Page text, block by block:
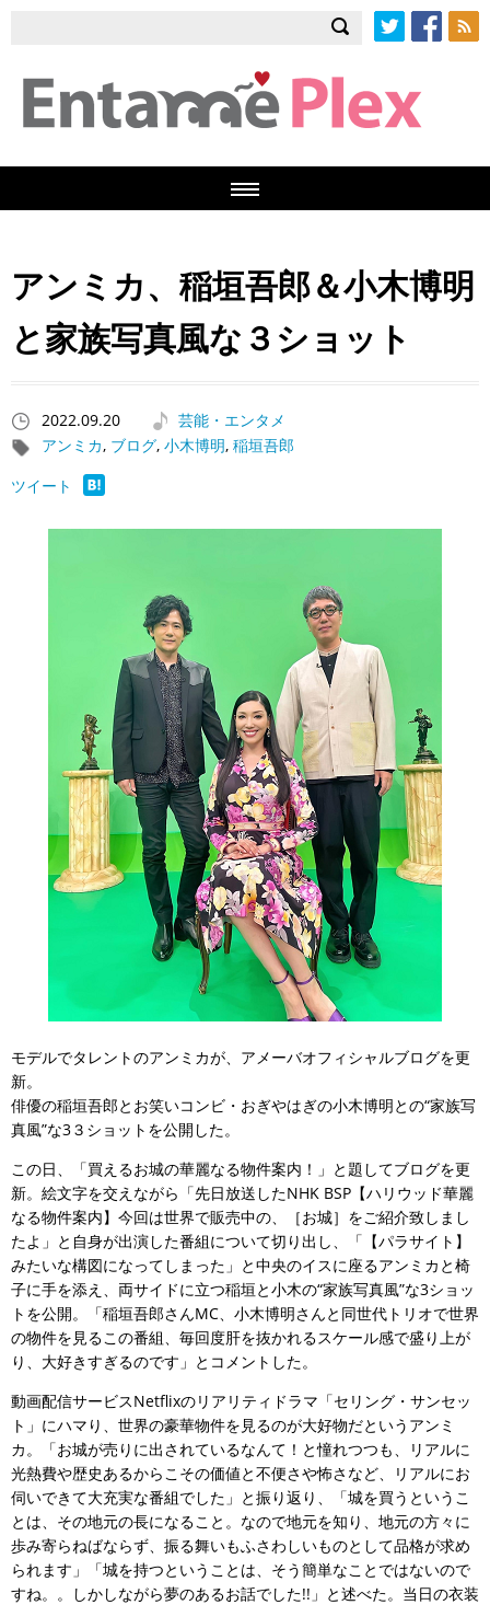
アンミカ、稲垣吾郎＆小木博明
と家族写真風な３ショット
2022.09.20
芸能・エンタメ
アンミカ, ブログ, 小木博明, 稲垣吾郎
ツイート
モデルでタレントのアンミカが、アメーバオフィシャルブログを更
新。
俳優の稲垣吾郎とお笑いコンビ・おぎやはぎの小木博明との“家族写
真風”な3３ショットを公開した。
この日、「買えるお城の華麗なる物件案内！」と題してブログを更
新。絵文字を交えながら「先日放送したNHK BSP【ハリウッド華麗
なる物件案内】今回は世界で販売中の、［お城］をご紹介致しまし
たよ」と自身が出演した番組について切り出し、「【パラサイト】
みたいな構図になってしまった」と中央のイスに座るアンミカと椅
子に手を添え、両サイドに立つ稲垣と小木の“家族写真風”な3ショッ
トを公開。「稲垣吾郎さんMC、小木博明さんと同世代トリオで世界
の物件を見るこの番組、毎回度肝を抜かれるスケール感で盛り上が
り、大好きすぎるのです」とコメントした。
動画配信サービスNetflixのリアリティドラマ「セリング・サンセッ
ト」にハマり、世界の豪華物件を見るのが大好物だというアンミ
カ。「お城が売りに出されているなんて！と憧れつつも、リアルに
光熱費や歴史あるからこその価値と不便さや怖さなど、リアルにお
伺いできて大充実な番組でした」と振り返り、「城を買うというこ
とは、その地元の長になること。なので地元を知り、地元の方々に
歩み寄らねばならず、振る舞いもふさわしいものとして品格が求め
られます」「城を持つということは、そう簡単なことではないので
すね。。しかしながら夢のあるお話でした!!」と述べた。当日の衣装